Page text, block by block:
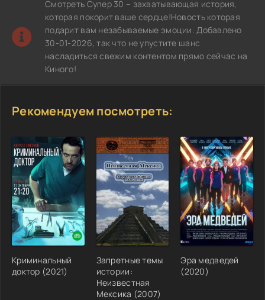
Смотреть Супер 30 – захватывающая история,
которая покорит ваше сердце!Новость которая
подарит вам незабываемые эмоции. Добавлено
30-01-2026, так что не упустите шанс
насладиться свежим контентом прямо сейчас на
Киного!
Рекомендуем посмотреть:
Криминальный
доктор (2021)
Запретные темы
истории:
Неизвестная
Мексика (2007)
Эра медведей
(2020)